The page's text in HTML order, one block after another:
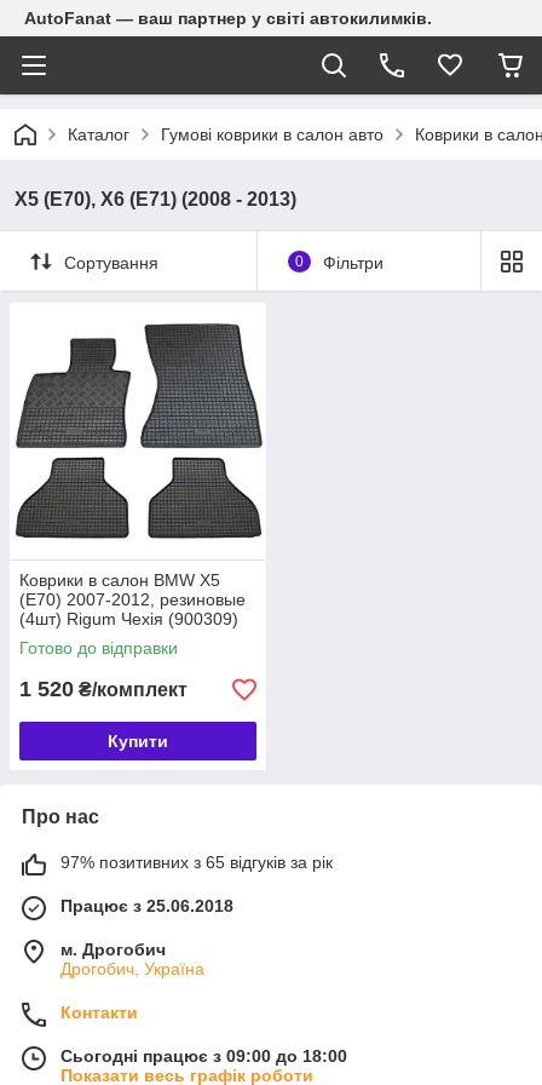
AutoFanat — ваш партнер у світі автокилимків.
Каталог Гумові коврики в салон авто Коврики в
X5 (E70), X6 (E71) (2008 - 2013)
Сортування 0 Фільтри
Коврики в салон BMW X5
(E70) 2007-2012, резиновые
(4шт) Rigum Чехія (900309)
Готово до відправки
1 520 ₴/комплект
Купити
Про нас
97% позитивних з 65 відгуків за рік
Працює з 25.06.2018
м. Дрогобич
Дрогобич, Україна
Контакти
Сьогодні працює з 09:00 до 18:00
Показати весь графік роботи